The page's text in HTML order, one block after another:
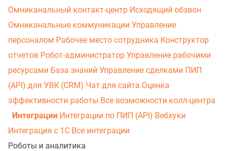
Омниканальный контакт-центр Исходящий обзвон
Омниканальные коммуникации Управление
персоналом Рабочее место сотрудника Конструктор
отчетов Робот-администратор Управление рабочими
ресурсами База знаний Управление сделками ПИП
(API) для УВК (CRM) Чат для сайта Оценка
эффективности работы Все возможности колл-центра
Интеграции Интеграции по ПИП (API) Вебхуки
Интеграция с 1С Все интеграции
Роботы и аналитика